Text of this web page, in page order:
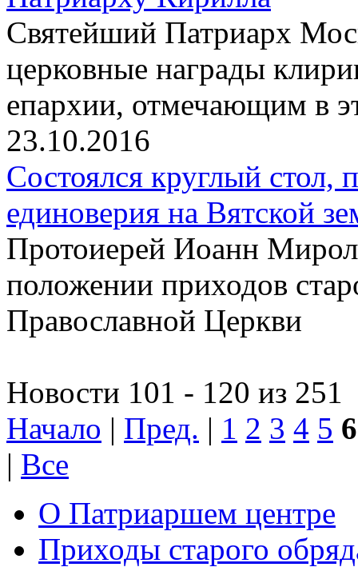
Святейший Патриарх
церковные награды
епархии, отмечающим в
23.10.2016
Состоялся круглый
единоверия на Вятской
Протоиерей Иоанн
положении приходов
Православной Церкви
Новости 101 - 120 из 251
Начало | Пред. | 1 2 3 4 5 6
| Все
О Патриаршем центре
Приходы старого